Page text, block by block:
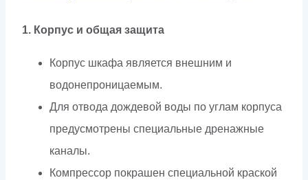
1. Корпус и общая защита
Корпус шкафа является внешним и
водонепроницаемым.
Для отвода дождевой воды по углам корпуса
предусмотрены специальные дренажные
каналы.
Компрессор покрашен специальной краской